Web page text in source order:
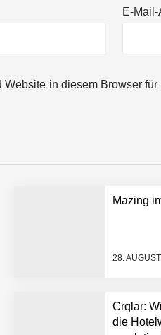
E-
Website in diesem Browser
Mazing
28.
Crqlar:
die
Startup die
statische 2D-Bilder in eine